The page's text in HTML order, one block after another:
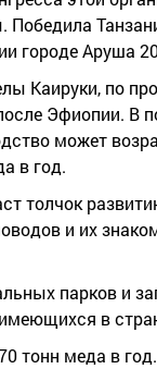
городе Аруша
Каируки, по
Эфиопии. В
может
в год.
толчок
и их
парков и
в
тонн меда в